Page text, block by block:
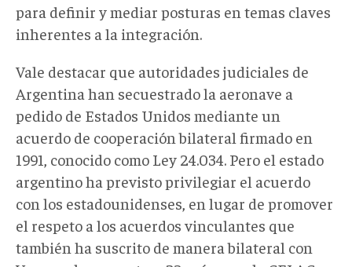
para definir y mediar posturas en temas claves
inherentes a la integración.
Vale destacar que autoridades judiciales de
Argentina han secuestrado la aeronave a
pedido de Estados Unidos mediante un
acuerdo de cooperación bilateral firmado en
1991, conocido como Ley 24.034. Pero el estado
argentino ha previsto privilegiar el acuerdo
con los estadounidenses, en lugar de promover
el respeto a los acuerdos vinculantes que
también ha suscrito de manera bilateral con